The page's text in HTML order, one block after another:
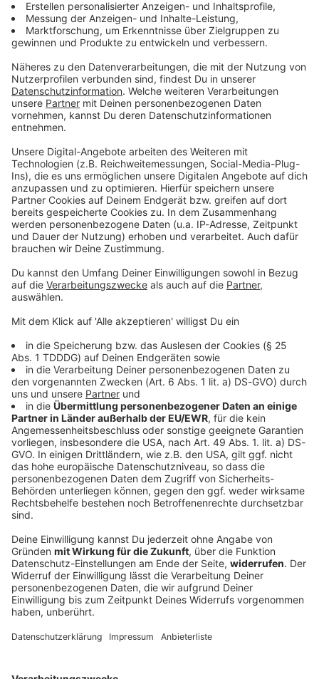
informieren dich.
Zum Newsletter anmelden
Du möchtest uns etwas sagen?
Studio Hotline
Kontaktformular
© dpa-infocom, dpa:260120-930-568594/11
DAS KÖNNTE DICH AUCH INTERESSIEREN
Welt
Sprengstoff-Drohne in Leipzig: Semtex im
Spiel
laufen die Ermittlungen auf Hochtouren. Noch ist
Drohne entdeckte, hatte großes Glück.